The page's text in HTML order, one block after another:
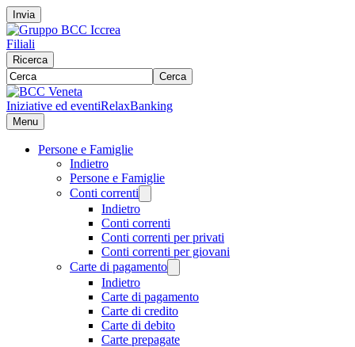
Invia
Filiali
Ricerca
Cerca
Iniziative ed eventiRelaxBanking
Menu
Persone e Famiglie
Indietro
Persone e Famiglie
Conti correnti
Indietro
Conti correnti
Conti correnti per privati
Conti correnti per giovani
Carte di pagamento
Indietro
Carte di pagamento
Carte di credito
Carte di debito
Carte prepagate